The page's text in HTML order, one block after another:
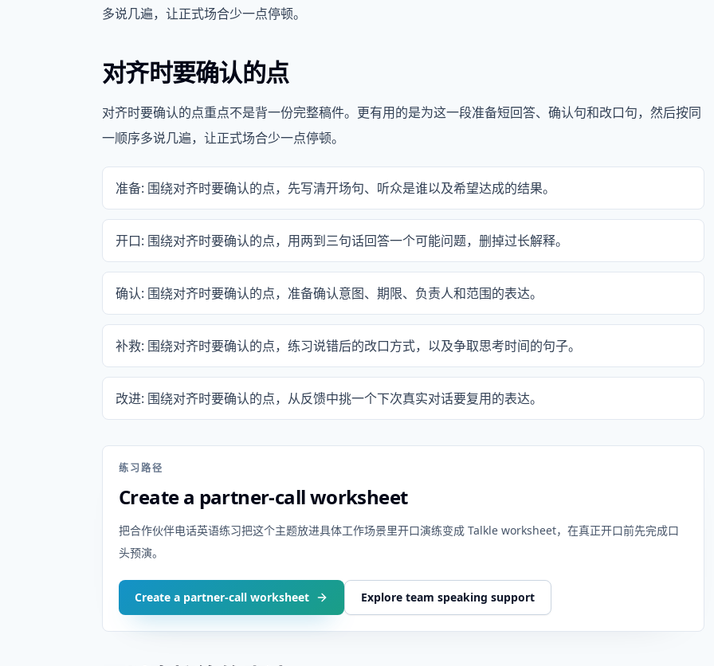
多说几遍，让正式场合少一点停顿。
对齐时要确认的点
对齐时要确认的点重点不是背一份完整稿件。更有用的是为这一段准备短回答、确认句和改口句，然后按同
一顺序多说几遍，让正式场合少一点停顿。
准备: 围绕对齐时要确认的点，先写清开场句、听众是谁以及希望达成的结果。
开口: 围绕对齐时要确认的点，用两到三句话回答一个可能问题，删掉过长解释。
确认: 围绕对齐时要确认的点，准备确认意图、期限、负责人和范围的表达。
补救: 围绕对齐时要确认的点，练习说错后的改口方式，以及争取思考时间的句子。
改进: 围绕对齐时要确认的点，从反馈中挑一个下次真实对话要复用的表达。
练习路径
Create a partner-call worksheet
把合作伙伴电话英语练习把这个主题放进具体工作场景里开口演练变成 Talkle worksheet，在真正开口前先完成口
头预演。
Create a partner-call worksheet Explore team speaking support